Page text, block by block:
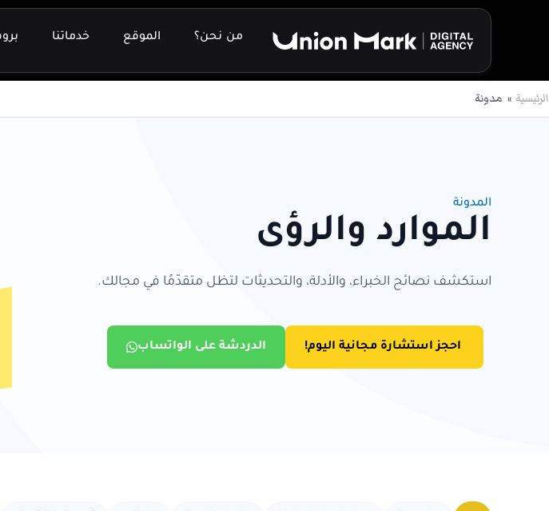
من نحن؟ الموقع خدماتنا
الرئيسية مدونة
المدونة
الموارد والرؤى
استكشف نصائح الخبراء، والأدلة، والتحديثات لتظل متقدّمًا في مجالك.
احجز استشارة مجانية اليوم! الدردشة على الواتساب